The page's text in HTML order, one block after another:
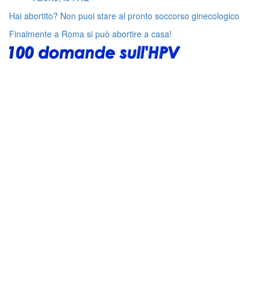
Hai abortito? Non puoi stare al pronto soccorso ginecologico
Finalmente a Roma si può abortire a casa!